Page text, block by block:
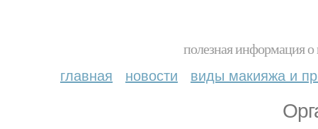
полезная информация о
главная новости виды макияжа и